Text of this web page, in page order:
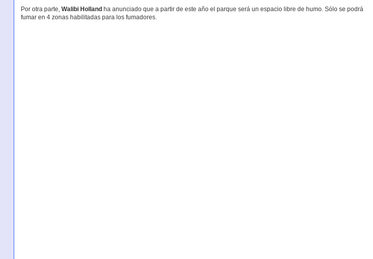
Por otra parte, Walibi Holland ha anunciado que a partir de este año el parque será un espacio libre de humo. Sólo se podrá
fumar en 4 zonas habilitadas para los fumadores.